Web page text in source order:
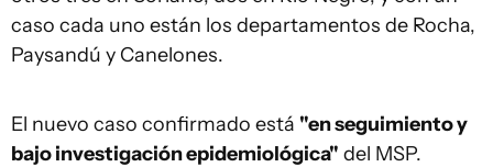
caso cada uno están los departamentos de Rocha,
Paysandú y Canelones.
El nuevo caso confirmado está "en seguimiento y
bajo investigación epidemiológica" del MSP.